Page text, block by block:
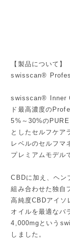
【製品について】
swisscan®
swisscan® Inner
ド最高濃度の
5%～30%の
としたセルフケア
レベルのセルフマ
プレミアムモデル
CBDに加え、ヘン
組み合わせた独自
高純度CBDアイソ
オイルを最適なバ
4,000mgという
しました。